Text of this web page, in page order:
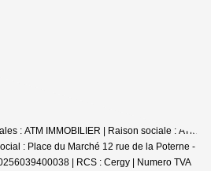
: ATM IMMOBILIER | Raison sociale : ATM
: Place du Marché 12 rue de la Poterne -
| RCS : Cergy | Numero TVA